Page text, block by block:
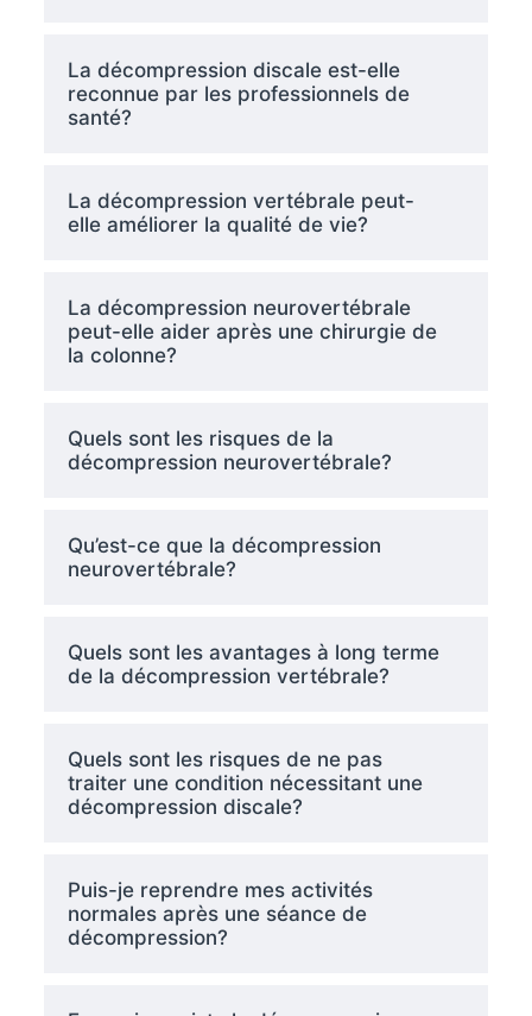
La décompression discale est-elle
reconnue par les professionnels de
santé?
La décompression vertébrale peut-
elle améliorer la qualité de vie?
La décompression neurovertébrale
peut-elle aider après une chirurgie de
la colonne?
Quels sont les risques de la
décompression neurovertébrale?
Qu’est-ce que la décompression
neurovertébrale?
Quels sont les avantages à long terme
de la décompression vertébrale?
Quels sont les risques de ne pas
traiter une condition nécessitant une
décompression discale?
Puis-je reprendre mes activités
normales après une séance de
décompression?